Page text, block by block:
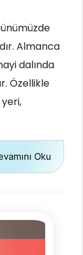
Almanca
dalında
Özellikle
Oku